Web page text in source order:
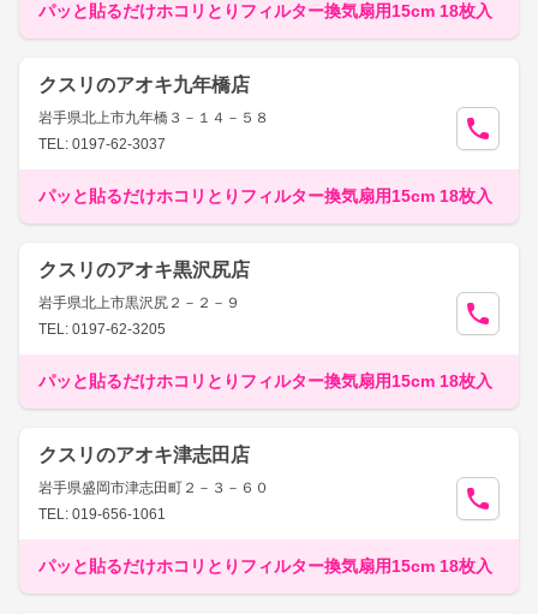
パッと貼るだけホコリとりフィルター換気扇用15cm 18枚入
クスリのアオキ九年橋店
岩手県北上市九年橋３－１４－５８
TEL: 0197-62-3037
パッと貼るだけホコリとりフィルター換気扇用15cm 18枚入
クスリのアオキ黒沢尻店
岩手県北上市黒沢尻２－２－９
TEL: 0197-62-3205
パッと貼るだけホコリとりフィルター換気扇用15cm 18枚入
クスリのアオキ津志田店
岩手県盛岡市津志田町２－３－６０
TEL: 019-656-1061
パッと貼るだけホコリとりフィルター換気扇用15cm 18枚入